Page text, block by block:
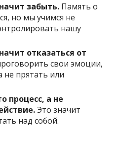
забыть. Память о
но мы учимся не
нашу
отказаться от
свои эмоции,
не прятать или
процесс, а не
Это значит
над собой.